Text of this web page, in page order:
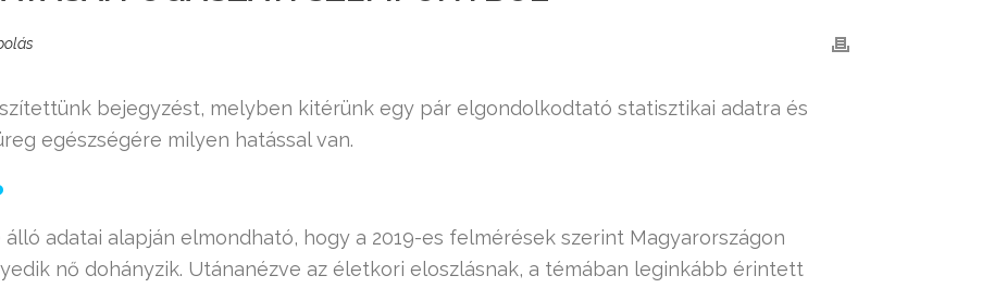
bejegyzést, melyben kitérünk egy pár elgondolkodtató statisztikai adatra és
egészségére milyen hatással van.
adatai alapján elmondható, hogy a 2019-es felmérések szerint Magyarországon
nő dohányzik. Utánanézve az életkori eloszlásnak, a témában leginkább érintett